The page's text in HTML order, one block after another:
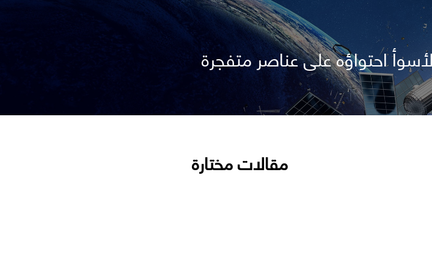
احتواؤه على عناصر متفجرة
مقالات مختارة